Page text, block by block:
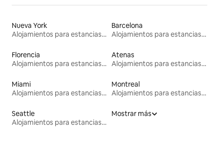
Nueva York
Alojamientos para estancias largas
Barcelona
Alojamientos para estancias largas
Florencia
Alojamientos para estancias largas
Atenas
Alojamientos para estancias largas
Miami
Alojamientos para estancias largas
Montreal
Alojamientos para estancias largas
Seattle
Alojamientos para estancias largas
Mostrar más